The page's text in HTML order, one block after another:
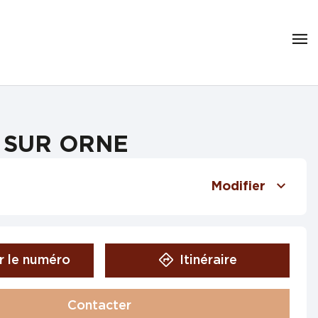
ORNE
Modifier
le numéro Itinéraire
Contacter